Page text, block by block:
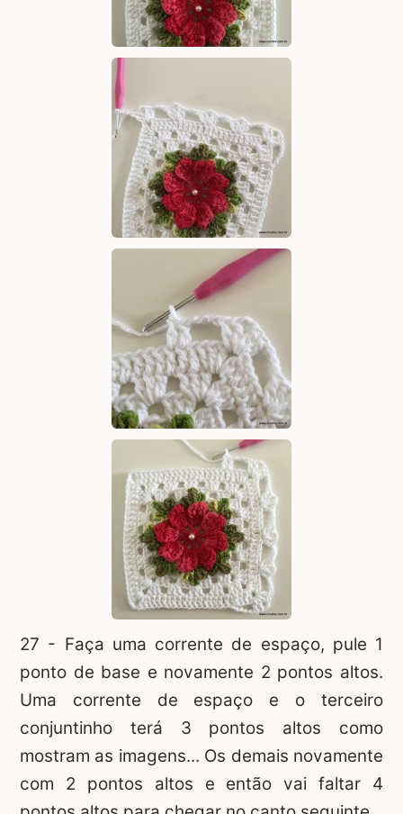
27 - Faça uma corrente de espaço, pule 1
ponto de base e novamente 2 pontos altos.
Uma corrente de espaço e o terceiro
conjuntinho terá 3 pontos altos como
mostram as imagens... Os demais novamente
com 2 pontos altos e então vai faltar 4